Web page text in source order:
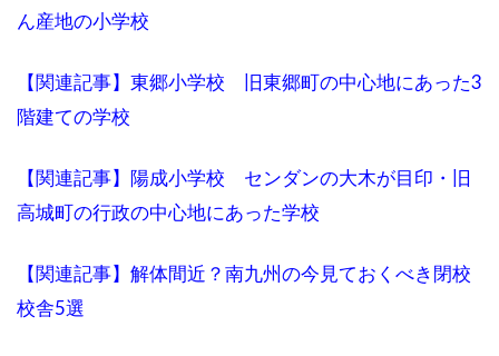
ん産地の小学校
【関連記事】東郷小学校 旧東郷町の中心地にあった3
階建ての学校
【関連記事】陽成小学校 センダンの大木が目印・旧
高城町の行政の中心地にあった学校
【関連記事】解体間近？南九州の今見ておくべき閉校
校舎5選